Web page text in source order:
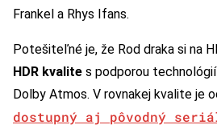
Frankel a Rhys Ifans.
Potešiteľné je, že Rod draka si na
HDR kvalite s podporou
Dolby Atmos. V rovnakej kvalite je
dostupný aj pôvodný